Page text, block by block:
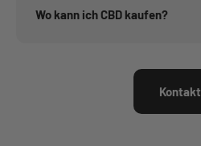
Wo kann ich CBD kaufen?
Kontakt